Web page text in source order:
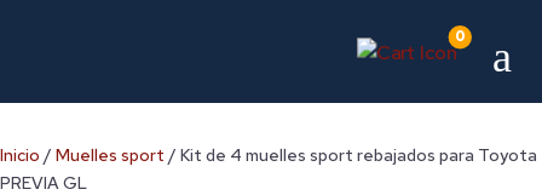
0 a
Inicio / Muelles sport / Kit de 4 muelles sport rebajados para Toyota
PREVIA GL